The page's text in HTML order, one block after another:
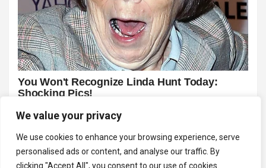
We value your privacy
We use cookies to enhance your browsing experience, serve
personalised ads or content, and analyse our traffic. By
clicking "Accept All", you consent to our use of cookies.